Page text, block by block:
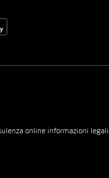
online informazioni legali